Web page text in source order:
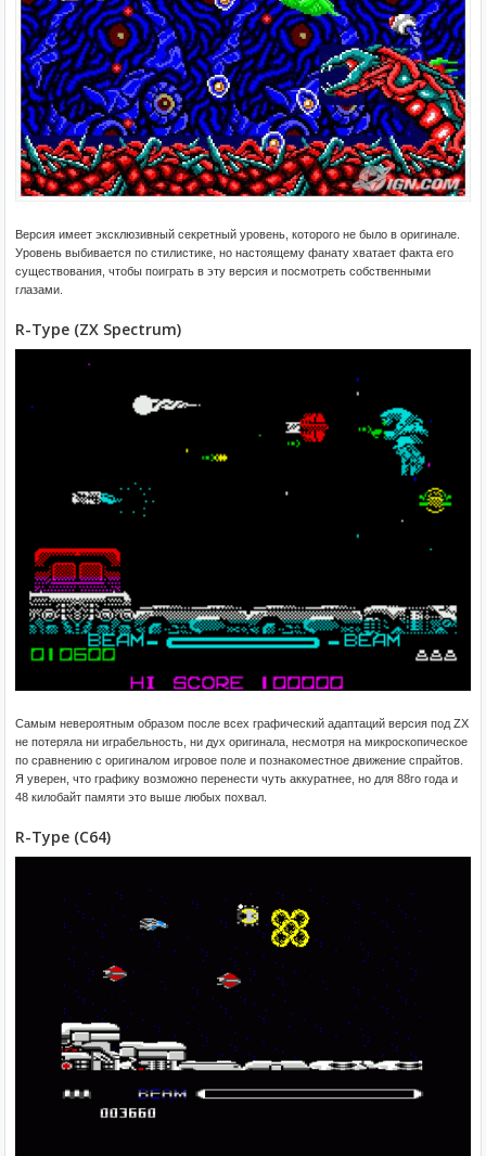
Версия имеет эксклюзивный секретный уровень, которого не было в оригинале.
Уровень выбивается по стилистике, но настоящему фанату хватает факта его
существования, чтобы поиграть в эту версия и посмотреть собственными
глазами.
R-Type (ZX Spectrum)
Самым невероятным образом после всех графический адаптаций версия под ZX
не потеряла ни играбельность, ни дух оригинала, несмотря на микроскопическое
по сравнению с оригиналом игровое поле и познакоместное движение спрайтов.
Я уверен, что графику возможно перенести чуть аккуратнее, но для 88го года и
48 килобайт памяти это выше любых похвал.
R-Type (C64)